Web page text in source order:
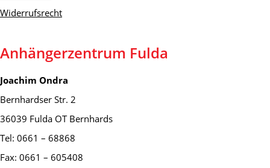
Widerrufsrecht
Anhängerzentrum Fulda
Joachim Ondra
Bernhardser Str. 2
36039 Fulda OT Bernhards
Tel: 0661 – 68868
Fax: 0661 – 605408